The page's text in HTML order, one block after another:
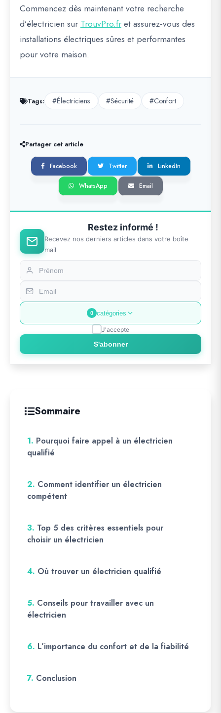
Commencez dès maintenant votre recherche
d’électricien sur TrouvPro.fret assurez-vous des
installations électriques sûres et performantes
pour votre maison.
Tags: #Électriciens #Sécurité #Confort
Partager cet article
Facebook Twitter LinkedIn
WhatsApp Email
Restez informé !
Recevez nos derniers articles dans votre boîte
mail
0 catégories
J'accepte
S'abonner
Sommaire
1. Pourquoi faire appel à un électricien
qualifié
2. Comment identifier un électricien
compétent
3. Top 5 des critères essentiels pour
choisir un électricien
4. Où trouver un électricien qualifié
5. Conseils pour travailler avec un
électricien
6. L’importance du confort et de la fiabilité
7. Conclusion